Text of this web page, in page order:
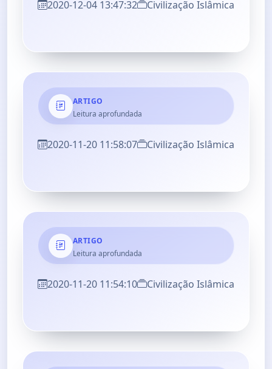
2020-12-04 13:47:32 Civilização Islâmica
ARTIGO
Leitura aprofundada
2020-11-20 11:58:07 Civilização Islâmica
ARTIGO
Leitura aprofundada
2020-11-20 11:54:10 Civilização Islâmica